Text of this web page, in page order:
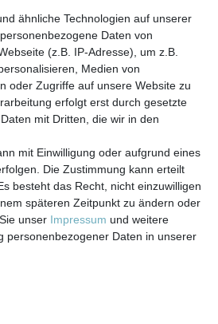
1/4" in Schwarz
AGB
Widerrufs­recht
Zahlungsbedingungen
ähnliche Technologien auf unserer
Daten von
(z.B. IP-Adresse), um z.B.
Medien von
oder Zugriffe auf unsere Website zu
erfolgt erst durch gesetzte
mit Dritten, die wir in den
mit Einwilligung oder aufgrund eines
Die Zustimmung kann erteilt
besteht das Recht, nicht einzuwilligen
späteren Zeitpunkt zu ändern oder
unser Impressum und weitere
personenbezogener Daten in unserer